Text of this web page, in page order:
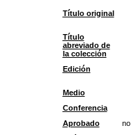
Título original
Título
abreviado de
la colección
Edición
Medio
Conferencia
Aprobado
no